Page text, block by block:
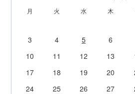
月 火 水 木
3
4 5 6
10
11 12 13
17
18 19 20
24
25 26 27